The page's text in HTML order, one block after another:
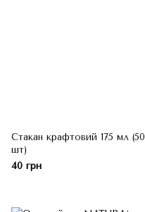
Стакан крафтовий 175 мл (50
шт)
40 грн